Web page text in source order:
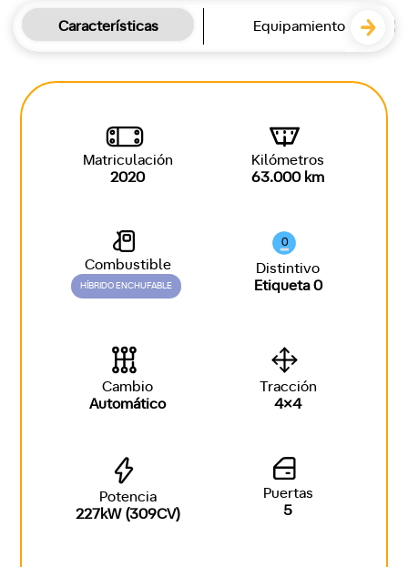
Características Equipamiento
Matriculación
2020
Kilómetros
63.000 km
Combustible
HÍBRIDO ENCHUFABLE
0
Distintivo
Etiqueta 0
Cambio
Automático
Tracción
4x4
Potencia
227kW (309CV)
Puertas
5